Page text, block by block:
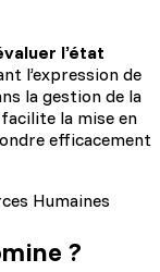
l’état
l’expression de
la gestion de la
la mise en
efficacement
Humaines
?